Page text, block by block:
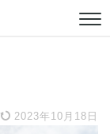
2023年10月18日